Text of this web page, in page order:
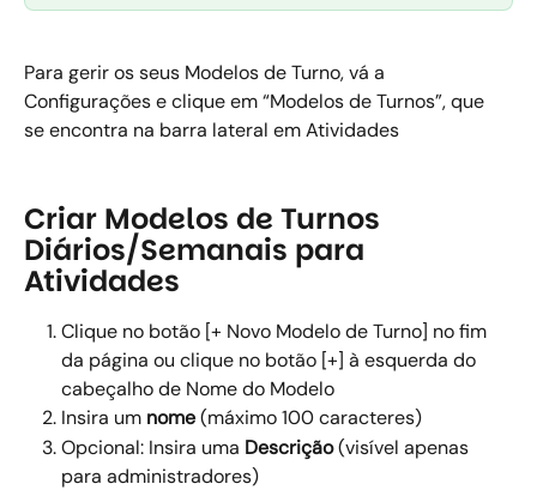
Para gerir os seus Modelos de Turno, vá a
Configurações e clique em “Modelos de Turnos”, que
se encontra na barra lateral em Atividades
Criar Modelos de Turnos
Diários/Semanais para
Atividades
Clique no botão [+ Novo Modelo de Turno] no fim
da página ou clique no botão [+] à esquerda do
cabeçalho de Nome do Modelo
Insira um nome (máximo 100 caracteres)
Opcional: Insira uma Descrição (visível apenas
para administradores)